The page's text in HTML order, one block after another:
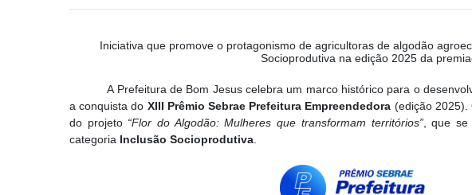
Iniciativa que promove o protagonismo de agricultoras de algodão
Socioprodutiva na edição 2025 da
A Prefeitura de Bom Jesus celebra um marco histórico para o
a conquista do XIII Prêmio Sebrae Prefeitura Empreendedora (edição 2025).
do projeto “Flor do Algodão: Mulheres que transformam territórios”, que se
categoria Inclusão Socioprodutiva